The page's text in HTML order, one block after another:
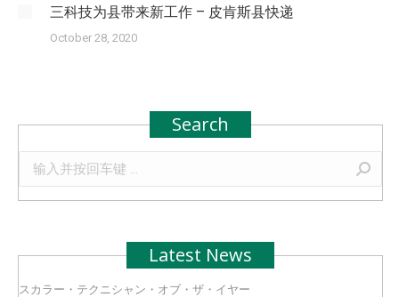
三科技为县带来新工作 – 皮肯斯县快递
October 28, 2020
Search
Search:
Latest News
スカラー・テクニシャン・オブ・ザ・イヤー